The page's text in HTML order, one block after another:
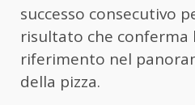
successo consecutivo
risultato che conferma
riferimento nel
della pizza.